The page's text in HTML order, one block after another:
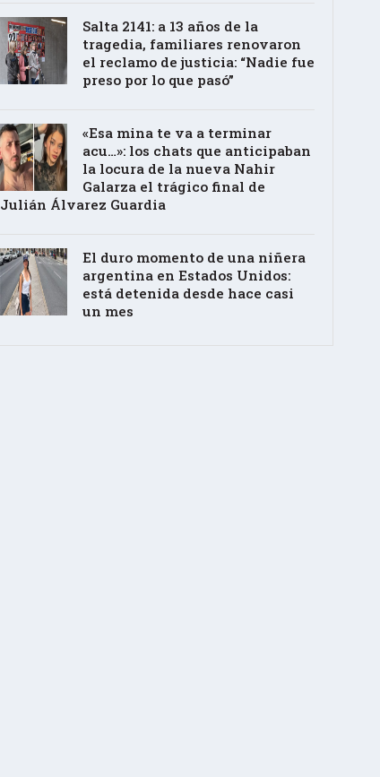
Salta 2141: a 13 años de la
tragedia, familiares renovaron
el reclamo de justicia: “Nadie fue
preso por lo que pasó”
«Esa mina te va a terminar
acu…»: los chats que anticipaban
la locura de la nueva Nahir
Galarza el trágico final de
Julián Álvarez Guardia
El duro momento de una niñera
argentina en Estados Unidos:
está detenida desde hace casi
un mes